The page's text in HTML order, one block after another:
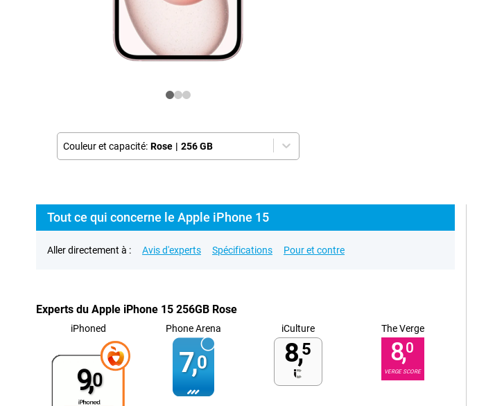
Couleur et capacité: Rose | 256 GB
Tout ce qui concerne le Apple iPhone 15
Aller directement à : Avis d'experts Spécifications Pour et contre
Experts du Apple iPhone 15 256GB Rose
iPhoned
9,0
Phone Arena
7,0
iCulture
8,5
The Verge
8,0
VERGE SCORE